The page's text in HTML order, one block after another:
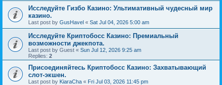
Исследуйте Гизбо Казино: Ультимативный чудесный мир
казино.
Last post by GusHavel « Sat Jul 04, 2026 5:00 am
Исследуйте Криптобосс Казино: Премиальный
возможности джекпота.
Last post by Guest « Sun Jul 12, 2026 9:25 am
Replies: 2
Присоединяйтесь Криптобосс Казино: Захватывающий
слот-экшен.
Last post by KiaraCha « Fri Jul 03, 2026 11:45 pm